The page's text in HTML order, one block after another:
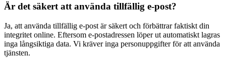
Är det säkert att använda tillfällig e-post?
Ja, att använda tillfällig e-post är säkert och förbättrar faktiskt din
integritet online. Eftersom e-postadressen löper ut automatiskt lagras
inga långsiktiga data. Vi kräver inga personuppgifter för att använda
tjänsten.